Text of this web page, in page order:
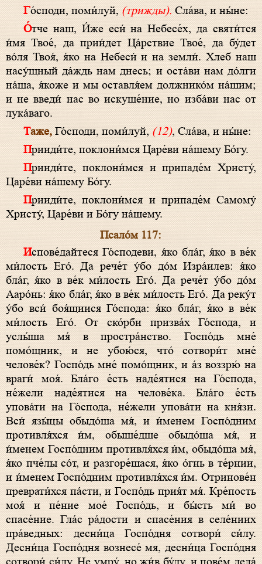
Го́споди, поми́луй,(трижды).Сла́ва, и ны́не:
О́тче наш, И́же еси́ на Небесе́х, да святи́тся
и́мя Твое́, да прии́дет Ца́рствие Твое́, да бу́дет
во́ля Твоя́, я́ко на Небеси́ и на земли́. Хлеб наш
насу́щный да́ждь нам днесь; и оста́ви нам до́лги
на́ша, я́коже и мы оставля́ем должнико́м на́шим;
и не введи́ нас во искуше́ние, но изба́ви нас от
лука́ваго.
Таже,Го́споди, поми́луй,(12), Сла́ва, и ны́не:
Прииди́те, поклони́мся Царе́ви на́шему Бо́гу.
Прииди́те, поклони́мся и припаде́м Христу́,
Царе́ви на́шему Бо́гу.
Прииди́те, поклони́мся и припаде́м Самому́
Христу́, Царе́ви и Бо́гу на́шему.
Псало́м 117:
Испове́дайтеся Го́сподеви, я́ко бла́г, я́ко в ве́к
ми́лость Его́. Да рече́т у́бо до́м Изра́илев: я́ко
бла́г, я́ко в ве́к ми́лость Его́. Да рече́т у́бо до́м
Ааро́нь: я́ко бла́г, я́ко в ве́к ми́лость Его́. Да реку́т
у́бо вси́ боя́щиися Го́спода: я́ко бла́г, я́ко в ве́к
ми́лость Его́. От ско́рби призва́х Го́спода, и
услы́ша мя́ в простра́нство. Госпо́дь мне́
помо́щник, и не убою́ся, что́ сотвори́т мне́
челове́к? Госпо́дь мне́ помо́щник, и а́з воззрю́ на
враги́ моя́. Бла́го е́сть наде́ятися на Го́спода,
не́жели наде́ятися на челове́ка. Бла́го е́сть
упова́ти на Го́спода, не́жели упова́ти на кня́зи.
Вси́ язы́цы обыдо́ша мя́, и и́менем Госпо́дним
противля́хся и́м, обыше́дше обыдо́ша мя́, и
и́менем Госпо́дним противля́хся и́м, обыдо́ша мя́,
я́ко пче́лы со́т, и разгоре́шася, я́ко о́гнь в те́рнии,
и и́менем Госпо́дним противля́хся и́м. Отринове́н
преврати́хся па́сти, и Госпо́дь прия́т мя́. Кре́пость
моя́ и пе́ние мое́ Госпо́дь, и бы́сть ми́ во
спасе́ние. Гла́с ра́дости и спасе́ния в селе́ниих
пра́ведных: десни́ца Госпо́дня сотвори́ си́лу.
Десни́ца Госпо́дня вознесе́ мя, десни́ца Госпо́дня